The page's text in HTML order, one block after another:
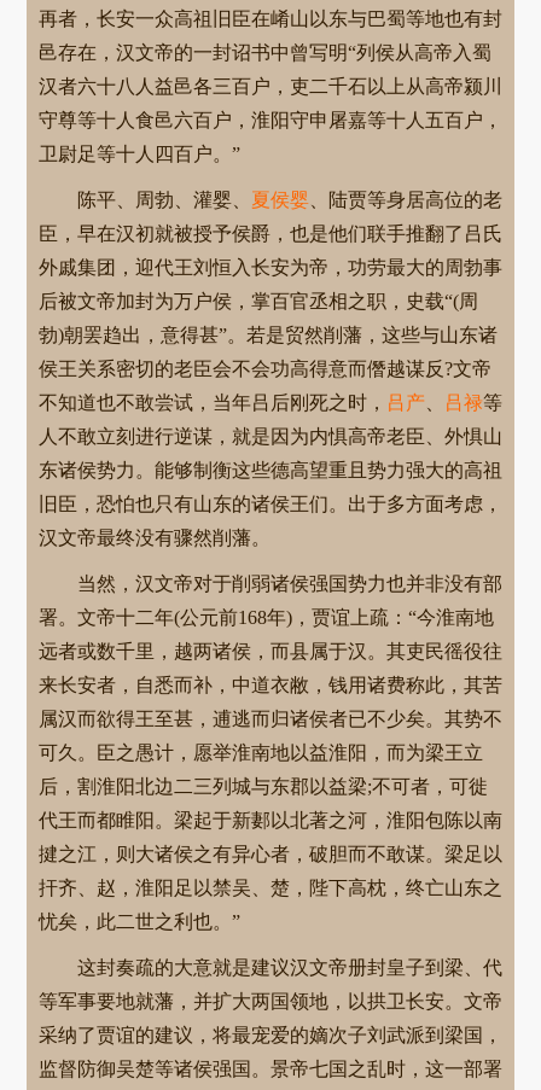
再者，长安一众高祖旧臣在崤山以东与巴蜀等地也有封
邑存在，汉文帝的一封诏书中曾写明“列侯从高帝入蜀
汉者六十八人益邑各三百户，吏二千石以上从高帝颍川
守尊等十人食邑六百户，淮阳守申屠嘉等十人五百户，
卫尉足等十人四百户。”
陈平、周勃、灌婴、 夏侯婴、陆贾等身居高位的老
臣，早在汉初就被授予侯爵，也是他们联手推翻了吕氏
外戚集团，迎代王刘恒入长安为帝，功劳最大的周勃事
后被文帝加封为万户侯，掌百官丞相之职，史载“(周
勃)朝罢趋出，意得甚”。若是贸然削藩，这些与山东诸
侯王关系密切的老臣会不会功高得意而僭越谋反?文帝
不知道也不敢尝试，当年吕后刚死之时， 吕产、 吕禄等
人不敢立刻进行逆谋，就是因为内惧高帝老臣、外惧山
东诸侯势力。能够制衡这些德高望重且势力强大的高祖
旧臣，恐怕也只有山东的诸侯王们。出于多方面考虑，
汉文帝最终没有骤然削藩。
当然，汉文帝对于削弱诸侯强国势力也并非没有部
署。文帝十二年(公元前168年)，贾谊上疏：“今淮南地
远者或数千里，越两诸侯，而县属于汉。其吏民徭役往
来长安者，自悉而补，中道衣敝，钱用诸费称此，其苦
属汉而欲得王至甚，逋逃而归诸侯者已不少矣。其势不
可久。臣之愚计，愿举淮南地以益淮阳，而为梁王立
后，割淮阳北边二三列城与东郡以益梁;不可者，可徙
代王而都睢阳。梁起于新郪以北著之河，淮阳包陈以南
揵之江，则大诸侯之有异心者，破胆而不敢谋。梁足以
扞齐、赵，淮阳足以禁吴、楚，陛下高枕，终亡山东之
忧矣，此二世之利也。”
这封奏疏的大意就是建议汉文帝册封皇子到梁、代
等军事要地就藩，并扩大两国领地，以拱卫长安。文帝
采纳了贾谊的建议，将最宠爱的嫡次子刘武派到梁国，
监督防御吴楚等诸侯强国。景帝七国之乱时，这一部署